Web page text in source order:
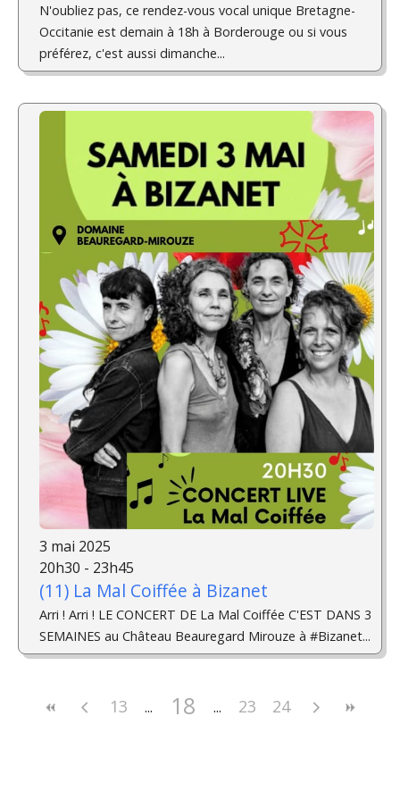
N'oubliez pas, ce rendez-vous vocal unique Bretagne-
Occitanie est demain à 18h à Borderouge ou si vous
préférez, c'est aussi dimanche...
3 mai 2025
20h30 - 23h45
(11) La Mal Coiffée à Bizanet
Arri ! Arri ! LE CONCERT DE La Mal Coiffée C'EST DANS 3
SEMAINES au Château Beauregard Mirouze à #Bizanet...
13 18 23 24